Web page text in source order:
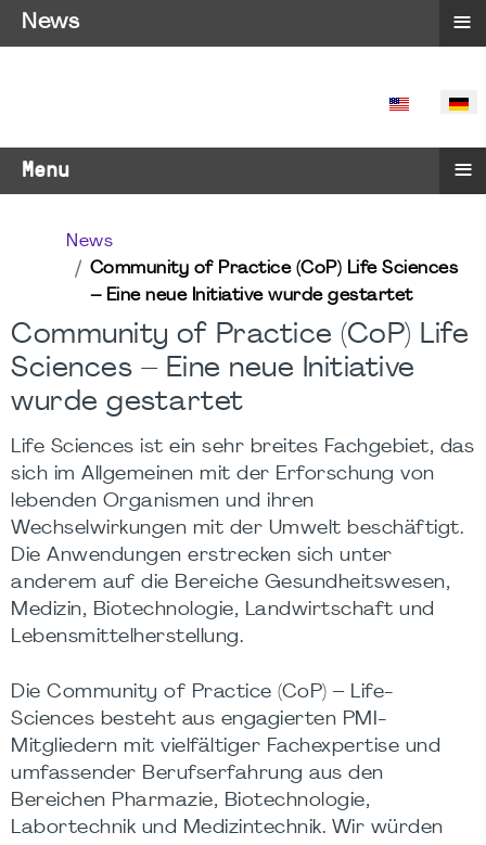
SPRACHE
Menu ≡
News
Community of Practice (CoP) Life Sciences
– Eine neue Initiative wurde gestartet
Community of Practice (CoP) Life
Sciences – Eine neue Initiative
wurde gestartet
Life Sciences ist ein sehr breites Fachgebiet, das
sich im Allgemeinen mit der Erforschung von
lebenden Organismen und ihren
Wechselwirkungen mit der Umwelt beschäftigt.
Die Anwendungen erstrecken sich unter
anderem auf die Bereiche Gesundheitswesen,
Medizin, Biotechnologie, Landwirtschaft und
Lebensmittelherstellung.
Die Community of Practice (CoP) – Life-
Sciences besteht aus engagierten PMI-
Mitgliedern mit vielfältiger Fachexpertise und
umfassender Berufserfahrung aus den
Bereichen Pharmazie, Biotechnologie,
Labortechnik und Medizintechnik. Wir würden
News ≡